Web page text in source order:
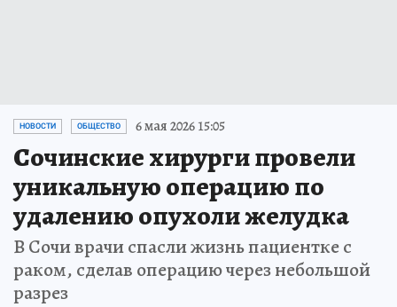
НОВОСТИ ОБЩЕСТВО 6 мая 2026 15:05
Сочинские хирурги провели
уникальную операцию по
удалению опухоли желудка
В Сочи врачи спасли жизнь пациентке с
раком, сделав операцию через небольшой
разрез